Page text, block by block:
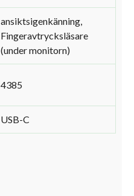
ansiktsigenkänning,
Fingeravtrycksläsare
(under monitorn)
4385
USB-C